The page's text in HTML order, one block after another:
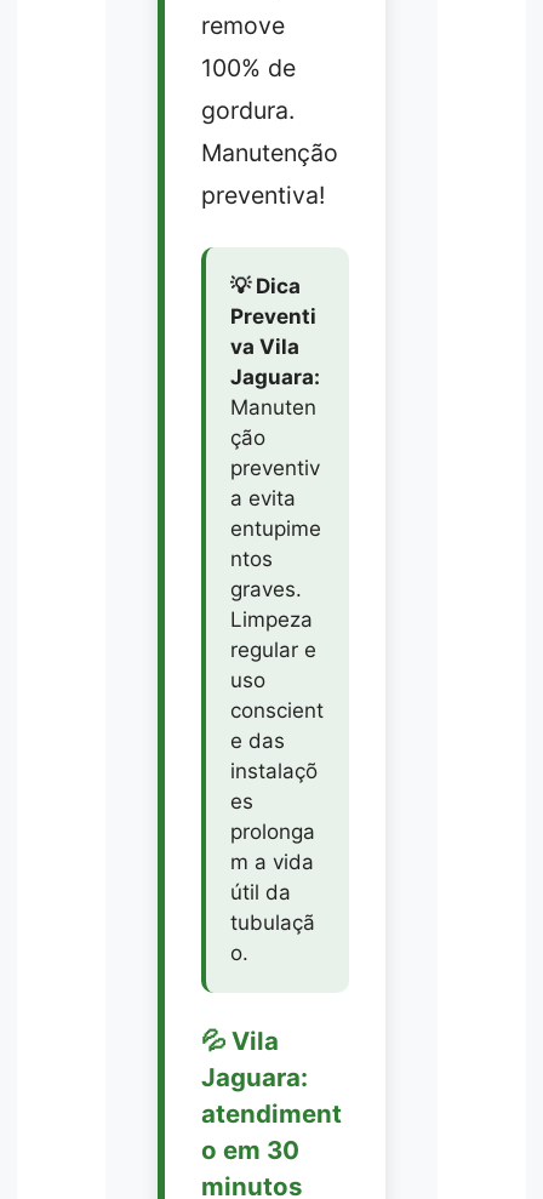
remove
100% de
gordura.
Manutenção
preventiva!
💡 Dica
Preventi
va Vila
Jaguara:
Manuten
ção
preventiv
a evita
entupime
ntos
graves.
Limpeza
regular e
uso
conscient
e das
instalaçõ
es
prolonga
m a vida
útil da
tubulaçã
o.
💦 Vila
Jaguara:
atendiment
o em 30
minutos